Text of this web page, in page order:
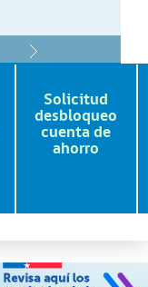
Solicitud
desbloqueo
cuenta de
ahorro